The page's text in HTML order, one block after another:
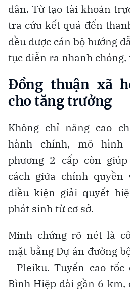
dân. Từ tạo tài khoản
tra cứu kết quả đến
đều được cán bộ hướng
tục diễn ra nhanh chóng,
Đồng thuận xã
cho tăng trưởng
Không chỉ nâng cao
hành chính, mô hình
phương 2 cấp còn
cách giữa chính quyền
điều kiện giải quyết
phát sinh từ cơ sở.
Minh chứng rõ nét là
mặt bằng Dự án đường
- Pleiku. Tuyến cao
Bình Hiệp dài gần 6 km,